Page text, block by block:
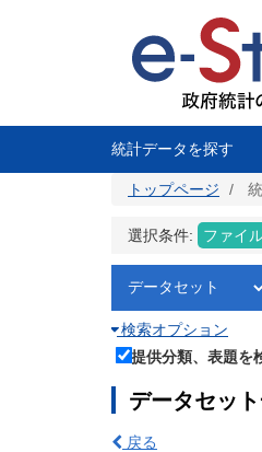
に
統計データを探す
トップページ
選択条件: ファイ
検索オプション
提供分類、表題を
データセッ
戻る